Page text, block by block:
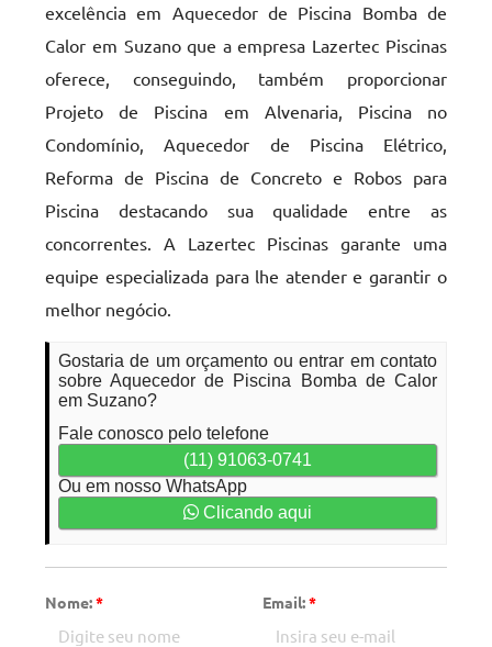
excelência em Aquecedor de Piscina Bomba de
Calor em Suzano que a empresa Lazertec Piscinas
oferece, conseguindo, também proporcionar
Projeto de Piscina em Alvenaria, Piscina no
Condomínio, Aquecedor de Piscina Elétrico,
Reforma de Piscina de Concreto e Robos para
Piscina destacando sua qualidade entre as
concorrentes. A Lazertec Piscinas garante uma
equipe especializada para lhe atender e garantir o
melhor negócio.
Gostaria de um orçamento ou entrar em contato
sobre Aquecedor de Piscina Bomba de Calor
em Suzano?
Fale conosco pelo telefone
(11) 91063-0741
Ou em nosso WhatsApp
Clicando aqui
Nome:* Email:*